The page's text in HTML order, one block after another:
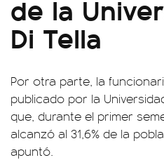
de la
Di Tella
Por otra parte, la
publicado por la
que, durante el primer
alcanzó al 31,6% de la
apuntó.